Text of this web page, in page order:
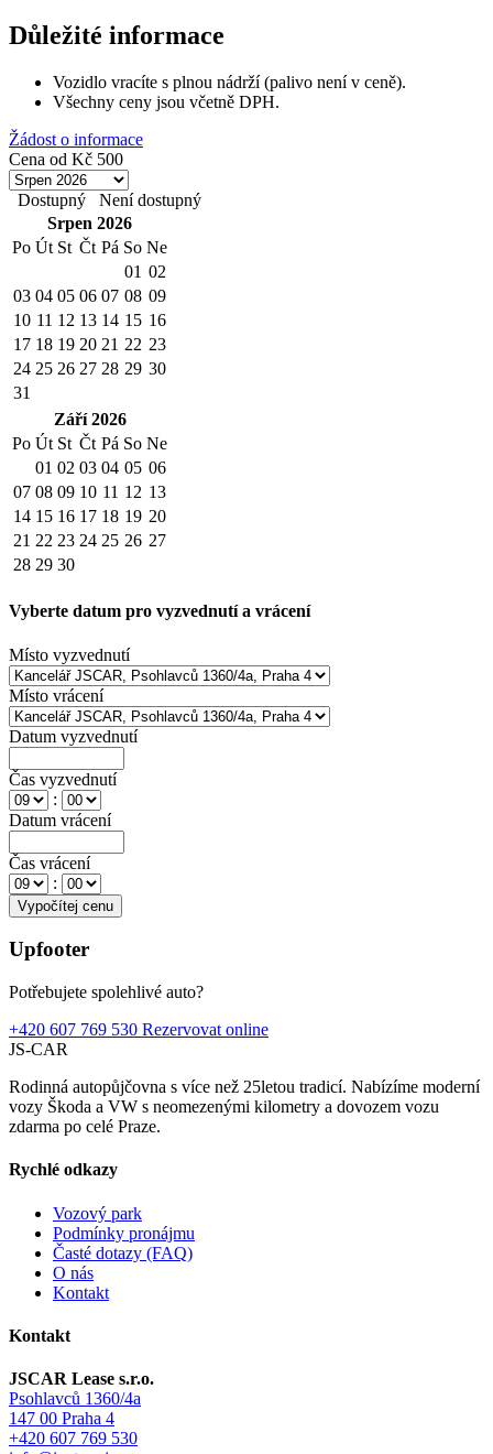
Důležité informace
Vozidlo vracíte s plnou nádrží (palivo není v ceně).
Všechny ceny jsou včetně DPH.
Žádost o informace
Cena od Kč 500
Dostupný
Není dostupný
Srpen 2026
Po Út St Čt Pá So Ne
01 02
03 04 05 06 07 08 09
10 11 12 13 14 15 16
17 18 19 20 21 22 23
24 25 26 27 28 29 30
31
Září 2026
Po Út St Čt Pá So Ne
01 02 03 04 05 06
07 08 09 10 11 12 13
14 15 16 17 18 19 20
21 22 23 24 25 26 27
28 29 30
Vyberte datum pro vyzvednutí a vrácení
Místo vyzvednutí
Místo vrácení
Datum vyzvednutí
Čas vyzvednutí
:
Datum vrácení
Čas vrácení
:
Upfooter
Potřebujete spolehlivé auto?
+420 607 769 530 Rezervovat online
JS-CAR
Rodinná autopůjčovna s více než 25letou tradicí. Nabízíme moderní
vozy Škoda a VW s neomezenými kilometry a dovozem vozu
zdarma po celé Praze.
Rychlé odkazy
Vozový park
Podmínky pronájmu
Časté dotazy (FAQ)
O nás
Kontakt
Kontakt
JSCAR Lease s.r.o.
Psohlavců 1360/4a
147 00 Praha 4
+420 607 769 530